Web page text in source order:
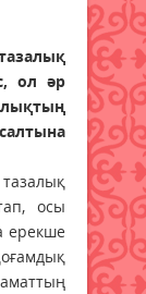
ол әр
осы
ерекше